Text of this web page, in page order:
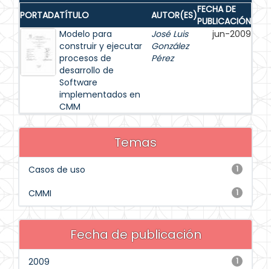
PORTADATÍTULO AUTOR(ES)FECHA DE
PUBLICACIÓN
Modelo para
construir y ejecutar
procesos de
desarrollo de
Software
implementados en
CMM
José Luis
González
Pérez
jun-2009
Temas
1
Casos de uso
1
CMMI
Fecha de publicación
1
2009